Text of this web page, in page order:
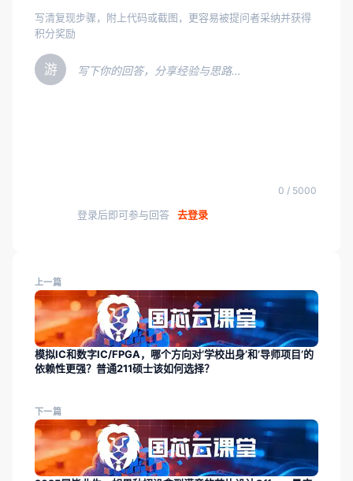
写清复现步骤，附上代码或截图，更容易被提问者采纳并获得
积分奖励
游 写下你的回答，分享经验与思路…
0 / 5000
登录后即可参与回答 去登录
上一篇
模拟IC和数字IC/FPGA，哪个方向对‘学校出身’和‘导师项目’的
依赖性更强？普通211硕士该如何选择？
下一篇